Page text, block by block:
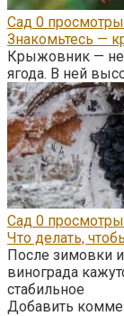
Сад 0
Знакомьтесь —
Крыжовник — не
ягода. В ней
Сад 0
Что делать,
После зимовки
винограда
стабильное
Добавить